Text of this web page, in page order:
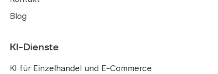
Blog
KI-Dienste
KI für Einzelhandel und E-Commerce